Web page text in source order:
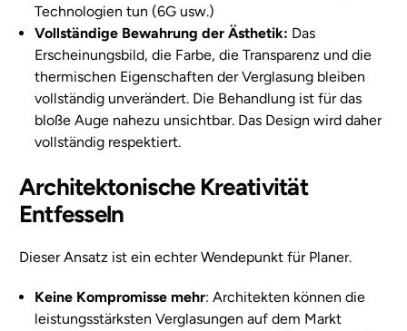
Technologien tun (6G usw.)
Vollständige Bewahrung der Ästhetik: Das
Erscheinungsbild, die Farbe, die Transparenz und die
thermischen Eigenschaften der Verglasung bleiben
vollständig unverändert. Die Behandlung ist für das
bloße Auge nahezu unsichtbar. Das Design wird daher
vollständig respektiert.
Architektonische Kreativität
Entfesseln
Dieser Ansatz ist ein echter Wendepunkt für Planer.
Keine Kompromisse mehr: Architekten können die
leistungsstärksten Verglasungen auf dem Markt